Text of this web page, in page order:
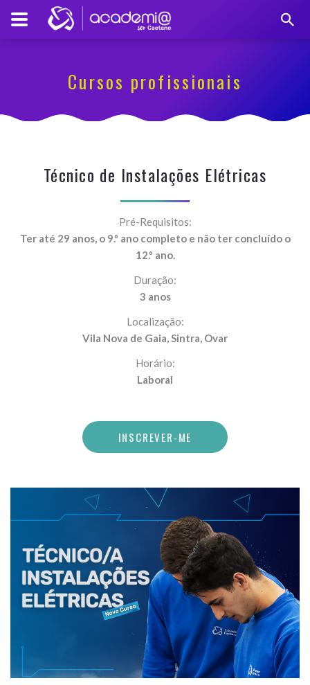
Cursos profissionais
Técnico de Instalações Elétricas
Pré-Requisitos:
Ter até 29 anos, o 9.º ano completo e não ter concluído o
12.º ano.
Duração:
3 anos
Localização:
Vila Nova de Gaia, Sintra, Ovar
Horário:
Laboral
INSCREVER-ME